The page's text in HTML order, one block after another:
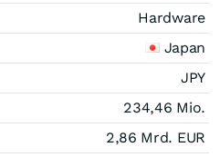
Hardware
Japan
JPY
234,46 Mio.
2,86 Mrd. EUR